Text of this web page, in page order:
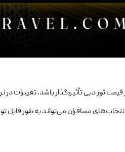
تور دبی تأثیرگذار باشد. تغییرات در
مسافران می‌تواند به طور قابل